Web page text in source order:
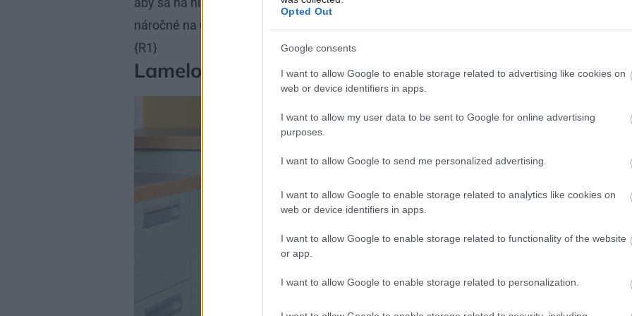
Opted Out
Google consents
I want to allow Google to enable storage related to advertising like cookies on
web or device identifiers in apps.
I want to allow my user data to be sent to Google for online advertising
purposes.
I want to allow Google to send me personalized advertising.
I want to allow Google to enable storage related to analytics like cookies on
web or device identifiers in apps.
I want to allow Google to enable storage related to functionality of the website
or app.
I want to allow Google to enable storage related to personalization.
náročné na údržbu, odporúčame ich najmä praktickým gazdinkám.
{R1}
Lamelové drevo